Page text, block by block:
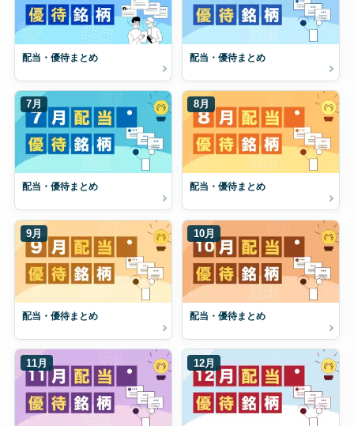
配当・優待まとめ 配当・優待まとめ
7月
配当・優待まとめ
8月
配当・優待まとめ
9月
配当・優待まとめ
10月
配当・優待まとめ
11月 12月